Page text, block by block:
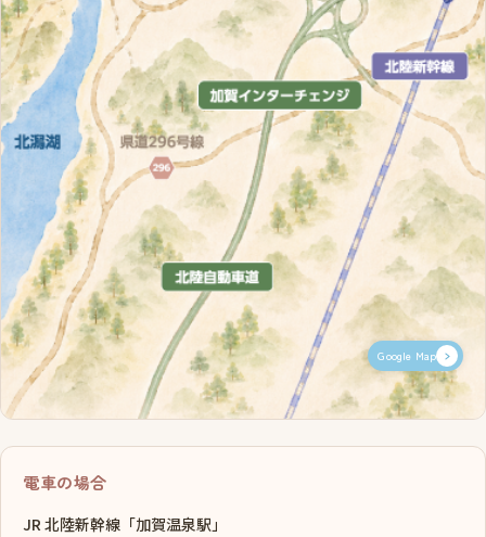
Google Map
電車の場合
JR 北陸新幹線「加賀温泉駅」